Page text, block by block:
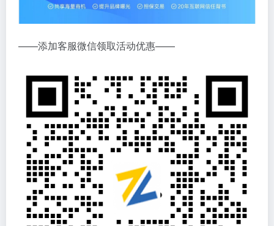
——添加客服微信领取活动优惠——